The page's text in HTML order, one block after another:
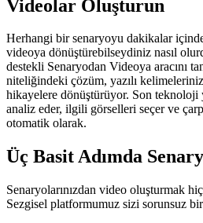
Videolar Oluşturun
Herhangi bir senaryoyu dakikalar
videoya dönüştürebilseydiniz nasıl
destekli Senaryodan Videoya aracını
niteliğindeki çözüm, yazılı
hikayelere dönüştürüyor. Son teknoloji
analiz eder, ilgili görselleri seçer ve
otomatik olarak.
Üç Basit Adımda
Senaryolarınızdan video oluşturmak
Sezgisel platformumuz sizi sorunsuz